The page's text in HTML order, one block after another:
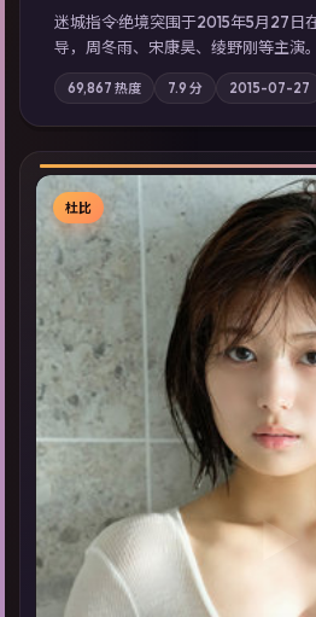
迷城指令·绝境突围于2015年5月27日
导，周冬雨、宋康昊、绫野刚等主演
记忆碎片重组后，主角发现自己从未
配乐强化地域气质；站内亦可通过「
线看」延展检索同类型高分佳作，畅
69,867 热度 7.9 分 2015-07-27
▶
杜比